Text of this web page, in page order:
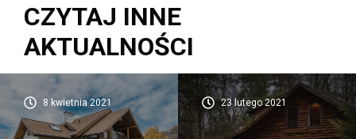
CZYTAJ INNE
AKTUALNOŚCI
8 kwietnia 2021 23 lutego 2021